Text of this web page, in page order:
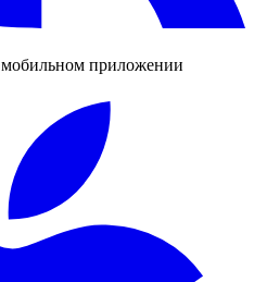
приложении